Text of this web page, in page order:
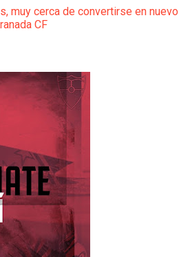
muy cerca de convertirse en nuevo
CF